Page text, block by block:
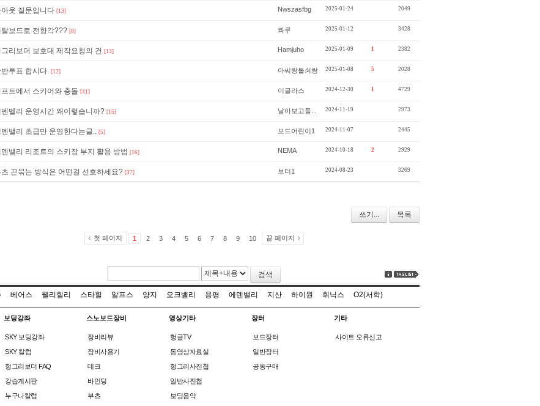
아웃 질문입니다 [13] Nwszasfbg 2025-01-24 2049
탈보드로 전향각??? [8] 콰루 2025-01-12 3428
그리보더 보호대 제작요청의 건 [13] Hamjuho 2025-01-09 1 2382
반투표 합시다. [12] 아씨랑돌쇠랑 2025-01-08 5 2028
프트에서 스키어와 충돌 [41] 이글라스 2024-12-30 1 4729
벨리 운영시간 왜이렇습니까? [15] 날아보고돌... 2024-11-19 2973
밸리 초급만 운영한다는글.. [5] 보드어린이1 2024-11-07 2445
밸리 리조트의 스키장 부지 활용 방법 [16] NEMA 2024-10-18 2 2929
츠 끈묶는 방식은 어떤걸 선호하세요? [37] 보더1 2024-08-23 3269
쓰기... 목록
첫 페이지 1 2 3 4 5 6 7 8 9 10 끝 페이지
검색
베어스 웰리힐리 스타힐 알프스 양지 오크밸리 용평 에덴밸리 지산 하이원 휘닉스 O2(서학)
보딩강좌
SKY 보딩강좌
SKY 칼럼
헝그리보더 FAQ
강습게시판
누구나칼럼
스노보드장비
장비리뷰
장비사용기
데크
바인딩
부츠
영상기타
헝글TV
동영상자료실
헝그리사진첩
일반사진첩
보딩음악
장터
보드장터
일반장터
공동구매
기타
사이트 오류신고